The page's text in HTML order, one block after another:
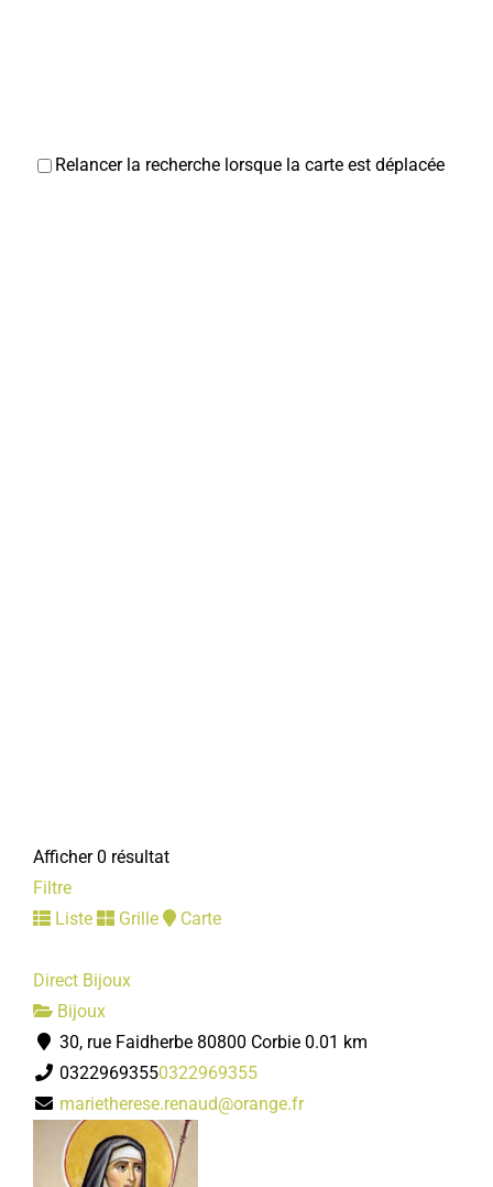
Relancer la recherche lorsque la carte est déplacée
Afficher 0 résultat
Filtre
Liste
Grille Carte
Direct Bijoux
Bijoux
30, rue Faidherbe 80800 Corbie 0.01 km
03229693550322969355
marietherese.renaud@orange.fr